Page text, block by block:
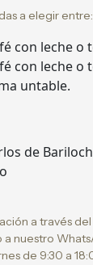
a elegir entre:
con leche o
con leche o
untable.
de
a través
a nuestro
de 9:30 a